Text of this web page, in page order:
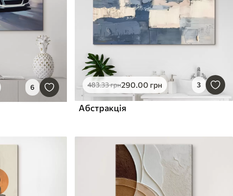
6 483.33грн290 .00 грн 3
Абстракція